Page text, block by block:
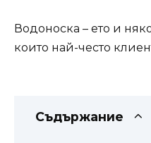
Водоноска – ето и
които най-често
Съдържание